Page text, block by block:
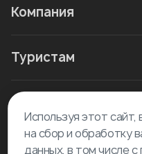
Компания
Туристам
Новое в блоге
Используя этот
на сбор и обработку
данных, в том числе с